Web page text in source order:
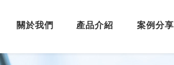
關於我們 產品介紹 案例分享